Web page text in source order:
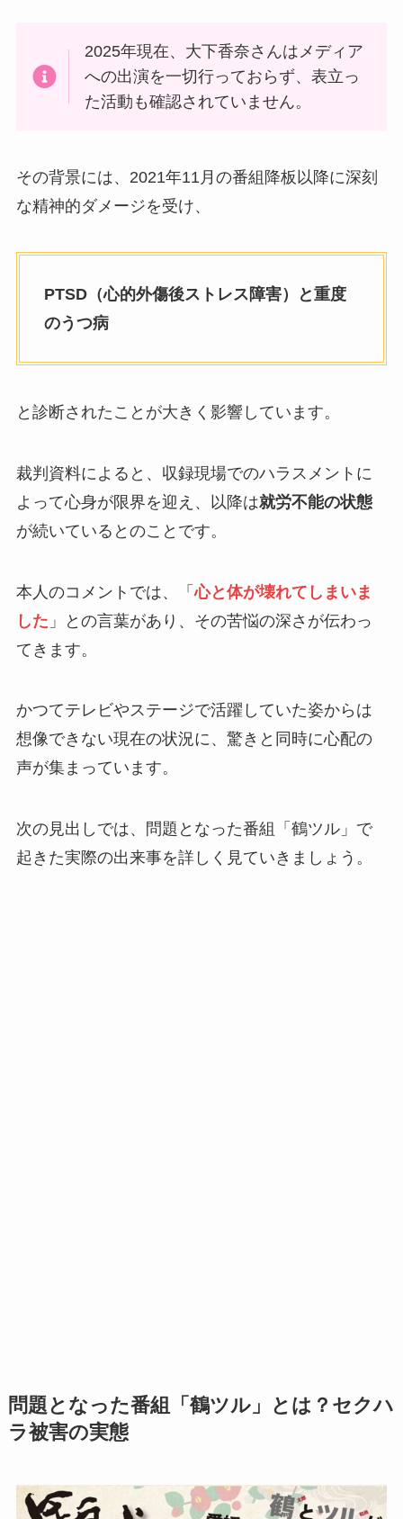
2025年現在、大下香奈さんはメディア
への出演を一切行っておらず、表立っ
た活動も確認されていません。
その背景には、2021年11月の番組降板以降に深刻
な精神的ダメージを受け、
PTSD（心的外傷後ストレス障害）と重度
のうつ病
と診断されたことが大きく影響しています。
裁判資料によると、収録現場でのハラスメントに
よって心身が限界を迎え、以降は就労不能の状態
が続いているとのことです。
本人のコメントでは、「心と体が壊れてしまいま
した 」との言葉があり、その苦悩の深さが伝わっ
てきます。
かつてテレビやステージで活躍していた姿からは
想像できない現在の状況に、驚きと同時に心配の
声が集まっています。
次の見出しでは、問題となった番組「鶴ツル」で
起きた実際の出来事を詳しく見ていきましょう。
問題となった番組「鶴ツル」とは？セクハ
ラ被害の実態